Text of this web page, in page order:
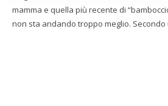
mamma e quella più recente di
non sta andando